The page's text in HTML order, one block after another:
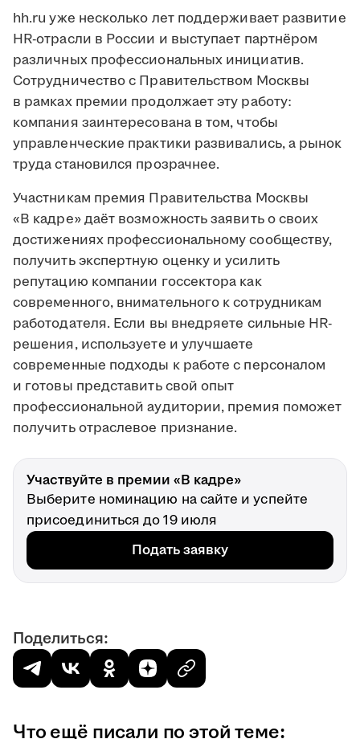
hh.ru уже несколько лет поддерживает развитие
HR-отрасли в России и выступает партнёром
различных профессиональных инициатив.
Сотрудничество с Правительством Москвы
в рамках премии продолжает эту работу:
компания заинтересована в том, чтобы
управленческие практики развивались, а рынок
труда становился прозрачнее.
Участникам премия Правительства Москвы
«В кадре» даёт возможность заявить о своих
достижениях профессиональному сообществу,
получить экспертную оценку и усилить
репутацию компании госсектора как
современного, внимательного к сотрудникам
работодателя. Если вы внедряете сильные HR-
решения, используете и улучшаете
современные подходы к работе с персоналом
и готовы представить свой опыт
профессиональной аудитории, премия поможет
получить отраслевое признание.
Участвуйте в премии «В кадре»
Выберите номинацию на сайте и успейте
присоединиться до 19 июля
Подать заявку
Поделиться:
Что ещё писали по этой теме: